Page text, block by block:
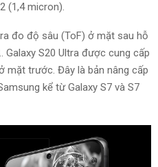
(1,4 micron).
đo độ sâu (ToF) ở mặt sau hỗ
. Galaxy S20 Ultra được cung cấp
mặt trước. Đây là bản nâng cấp
kể từ Galaxy S7 và S7